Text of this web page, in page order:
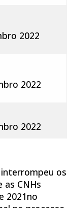
2022
2022
2022
os
as CNHs
2021no